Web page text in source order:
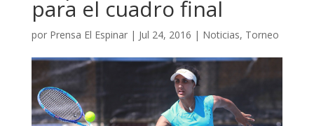
para el cuadro final
por Prensa El Espinar| Jul 24, 2016 | Noticias, Torneo